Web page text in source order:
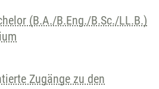
(B.A./B.Eng./B.Sc./LL.B.)
Zugänge zu den